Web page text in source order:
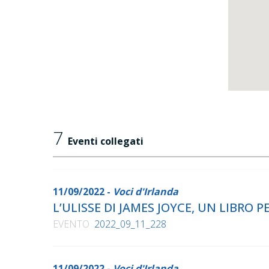
7 Eventi collegati
11/09/2022 - Voci d'Irlanda
L’ULISSE DI JAMES JOYCE, UN LIBRO
EVENTO 2022_09_11_228